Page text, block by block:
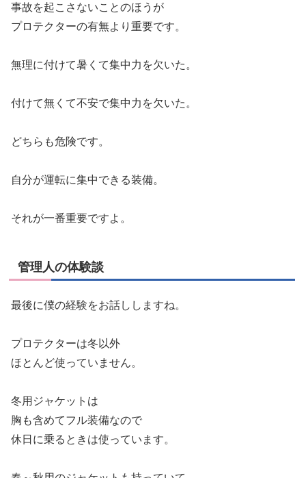
事故を起こさないことのほうが
プロテクターの有無より重要です。
無理に付けて暑くて集中力を欠いた。
付けて無くて不安で集中力を欠いた。
どちらも危険です。
自分が運転に集中できる装備。
それが一番重要ですよ。
管理人の体験談
最後に僕の経験をお話ししますね。
プロテクターは冬以外
ほとんど使っていません。
冬用ジャケットは
胸も含めてフル装備なので
休日に乗るときは使っています。